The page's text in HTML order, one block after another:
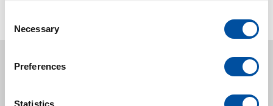
Necessary
Preferences
Statistics
Nieuws